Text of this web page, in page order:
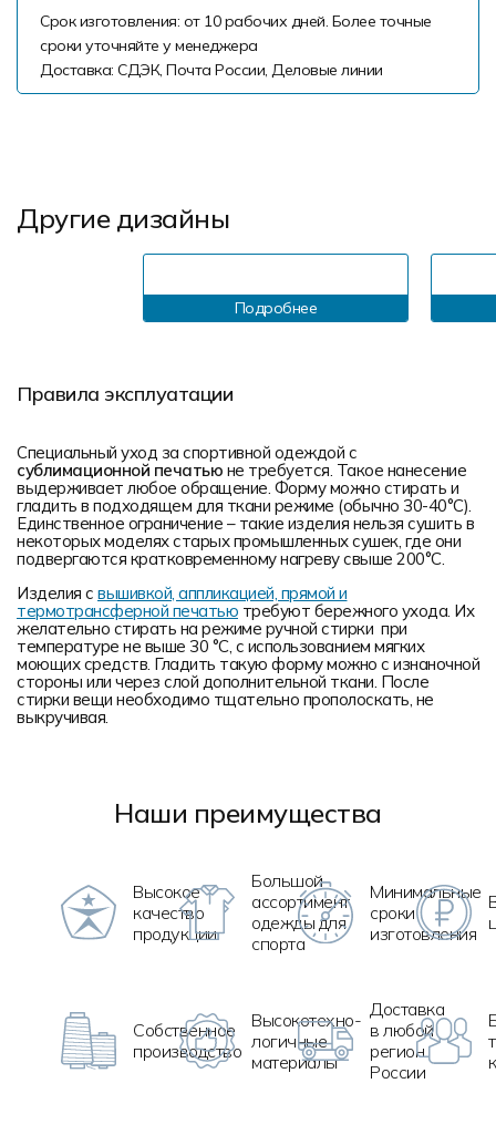
Срок изготовления: от 10 рабочих дней. Более точные
сроки уточняйте у менеджера
Доставка: СДЭК, Почта России, Деловые линии
Другие дизайны
Подробнее
Правила эксплуатации
Специальный уход за спортивной одеждой с
сублимационной печатью не требуется. Такое нанесение
выдерживает любое обращение. Форму можно стирать и
гладить в подходящем для ткани режиме (обычно 30-40°С).
Единственное ограничение – такие изделия нельзя сушить в
некоторых моделях старых промышленных сушек, где они
подвергаются кратковременному нагреву свыше 200°С.
Изделия с вышивкой, аппликацией, прямой и
термотрансферной печатью требуют бережного ухода. Их
желательно стирать на режиме ручной стирки при
температуре не выше 30 °C, с использованием мягких
моющих средств. Гладить такую форму можно с изнаночной
стороны или через слой дополнительной ткани. После
стирки вещи необходимо тщательно прополоскать, не
выкручивая.
Наши преимущества
Высокое
качество
продукции
Большой
ассортимент
одежды для
спорта
Минимальные
сроки
изготовления
Собственное
производство
Высокотехно-
логичные
материалы
Доставка
в любой
регион
России